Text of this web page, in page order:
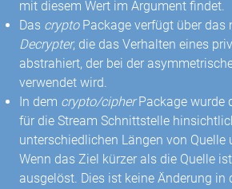
mit diesem Wert im Argument findet.
Das cryptoPackage verfügt über das
Decrypter, die das Verhalten eines
abstrahiert, der bei der
verwendet wird.
In dem crypto/cipherPackage wurde
für die Stream Schnittstelle
unterschiedlichen Längen von Quelle
Wenn das Ziel kürzer als die Quelle
ausgelöst. Dies ist keine Änderung in